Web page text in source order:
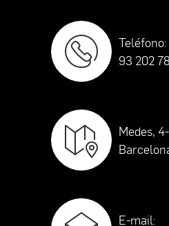
Teléfono:
93 202
Medes,
E-mail: